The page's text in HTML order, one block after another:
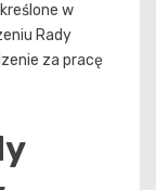
w
Rady
za pracę